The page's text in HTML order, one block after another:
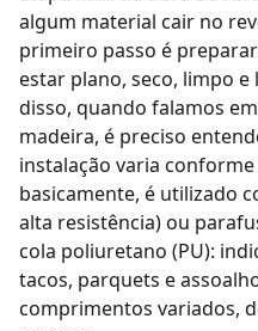
algum material cair no
primeiro passo é
estar plano, seco, limpo e
disso, quando falamos
madeira, é preciso
instalação varia
basicamente, é utilizado
alta resistência) ou
cola poliuretano (PU):
tacos, parquets e
comprimentos variados,